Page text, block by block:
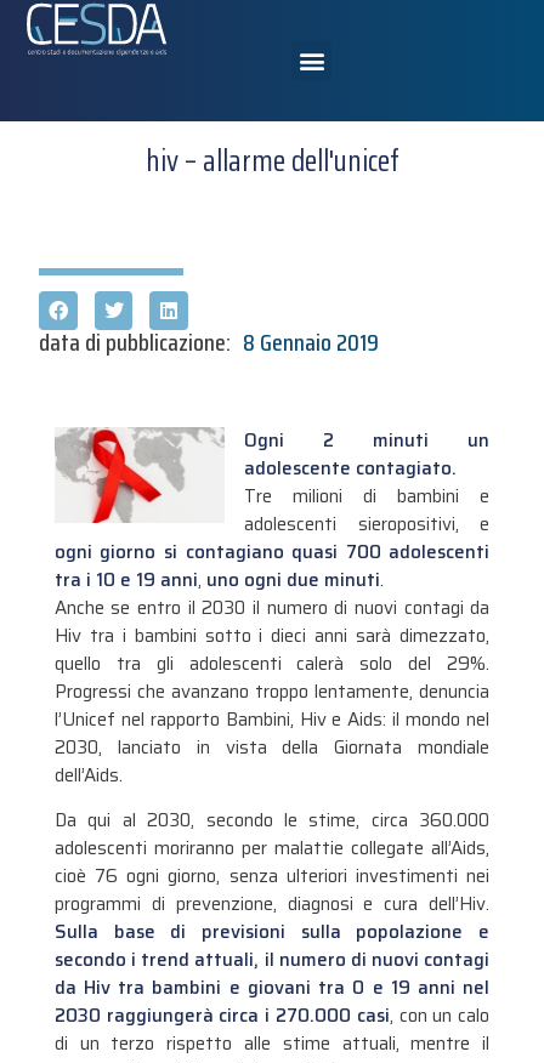
hiv – allarme dell'unicef
data di pubblicazione: 8 Gennaio 2019
Ogni 2 minuti un
adolescente contagiato.
Tre milioni di bambini e
adolescenti sieropositivi, e
ogni giorno si contagiano quasi 700 adolescenti
tra i 10 e 19 anni, uno ogni due minuti.
Anche se entro il 2030 il numero di nuovi contagi da
Hiv tra i bambini sotto i dieci anni sarà dimezzato,
quello tra gli adolescenti calerà solo del 29%.
Progressi che avanzano troppo lentamente, denuncia
l’Unicef nel rapporto Bambini, Hiv e Aids: il mondo nel
2030, lanciato in vista della Giornata mondiale
dell’Aids.
Da qui al 2030, secondo le stime, circa 360.000
adolescenti moriranno per malattie collegate all’Aids,
cioè 76 ogni giorno, senza ulteriori investimenti nei
programmi di prevenzione, diagnosi e cura dell’Hiv.
Sulla base di previsioni sulla popolazione e
secondo i trend attuali, il numero di nuovi contagi
da Hiv tra bambini e giovani tra 0 e 19 anni nel
2030 raggiungerà circa i 270.000 casi, con un calo
di un terzo rispetto alle stime attuali, mentre il